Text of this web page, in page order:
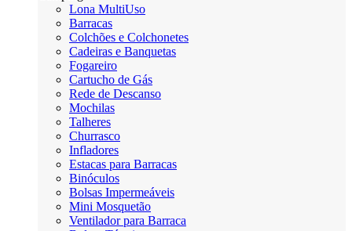
Lona MultiUso
Barracas
Colchões e Colchonetes
Cadeiras e Banquetas
Fogareiro
Cartucho de Gás
Rede de Descanso
Mochilas
Talheres
Churrasco
Infladores
Estacas para Barracas
Binóculos
Bolsas Impermeáveis
Mini Mosquetão
Ventilador para Barraca